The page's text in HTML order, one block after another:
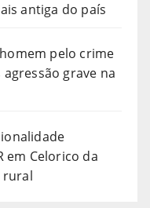
antiga do país
pelo crime
grave na
em Celorico da
rural